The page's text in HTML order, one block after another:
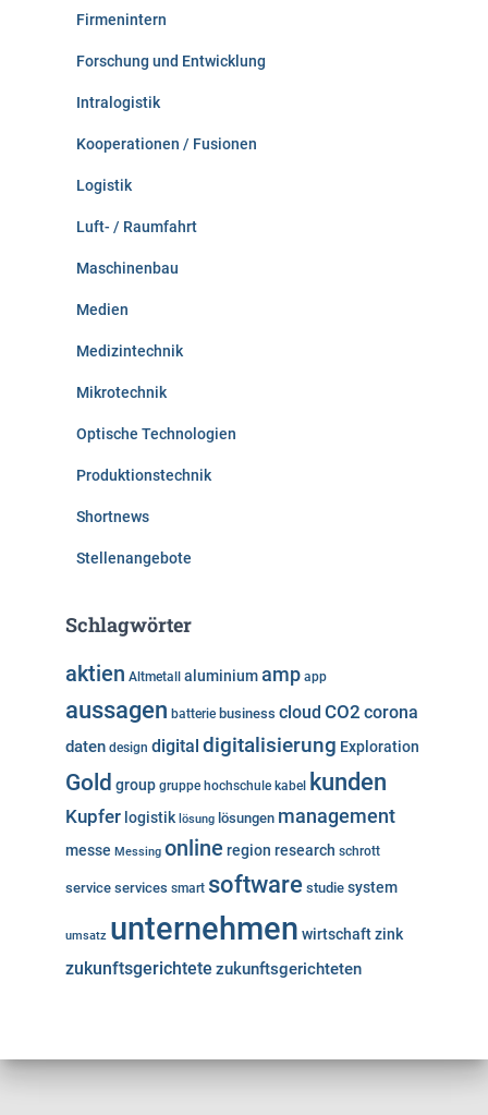
Firmenintern
Forschung und Entwicklung
Intralogistik
Kooperationen / Fusionen
Logistik
Luft- / Raumfahrt
Maschinenbau
Medien
Medizintechnik
Mikrotechnik
Optische Technologien
Produktionstechnik
Shortnews
Stellenangebote
Schlagwörter
aktien Altmetall aluminiumamp app
aussagen batterie business cloud CO2 corona
daten design digital digitalisierung Exploration
Gold group gruppe hochschule kabel kunden
Kupfer logistik lösung lösungen management
messe Messing online region research schrott
service services smart software studie system
umsatz unternehmen wirtschaftzink
zukunftsgerichtete zukunftsgerichteten